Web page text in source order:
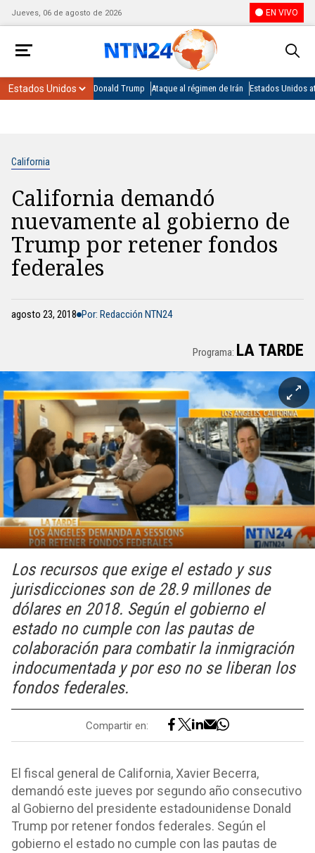
Jueves, 06 de agosto de 2026 EN VIVO
Donald Trump Ataque al régimen de Irán Estados Unidos
California
California demandó
nuevamente al gobierno de
Trump por retener fondos
federales
agosto 23, 2018 Por: Redacción NTN24
Programa: LA TARDE
Los recursos que exige el estado y sus
jurisdicciones son de 28.9 millones de
dólares en 2018. Según el gobierno el
estado no cumple con las pautas de
colaboración para combatir la inmigración
indocumentada y por eso no se liberan los
fondos federales.
Compartir en:
El fiscal general de California, Xavier Becerra,
demandó este jueves por segundo año consecutivo
al Gobierno del presidente estadounidense Donald
Trump por retener fondos federales. Según el
gobierno el estado no cumple con las pautas de